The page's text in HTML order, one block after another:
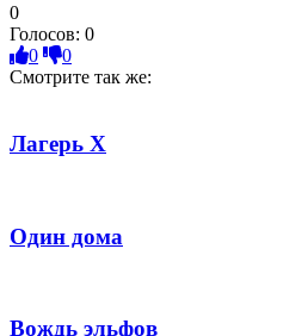
0
Голосов: 0
0
0
Смотрите так же:
Лагерь Х
Один дома
Вождь эльфов